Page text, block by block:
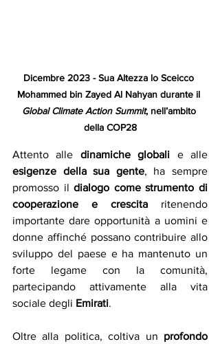
Dicembre 2023 - Sua Altezza lo Sceicco
Mohammed bin Zayed Al Nahyan durante il
Global Climate Action Summit, nell’ambito
della COP28
Attento alle dinamiche globali
esigenze della sua gente, ha sempre
promosso il dialogo come strumento di
cooperazione e crescita ritenendo
importante dare opportunità a uomini e
donne affinché possano contribuire allo
sviluppo del paese e ha mantenuto un
forte legame con la comunità,
partecipando attivamente alla vita
sociale degli Emirati.
Oltre alla politica, coltiva un profondo